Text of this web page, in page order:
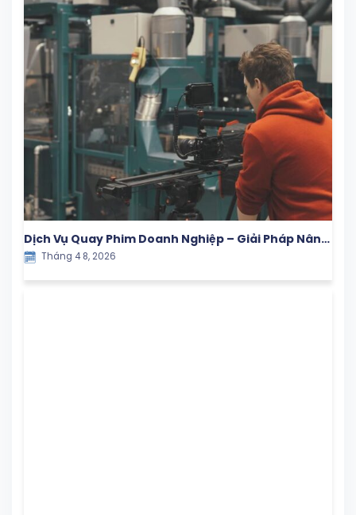
Dịch Vụ Quay Phim Doanh Nghiệp – Giải Pháp Nâng
Tầm Thương Hiệu Trong Kỷ Nguyên Số
Tháng 4 8, 2026